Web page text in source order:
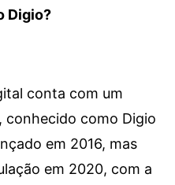
Digio?
conta com um
conhecido como Digio
em 2016, mas
em 2020, com a